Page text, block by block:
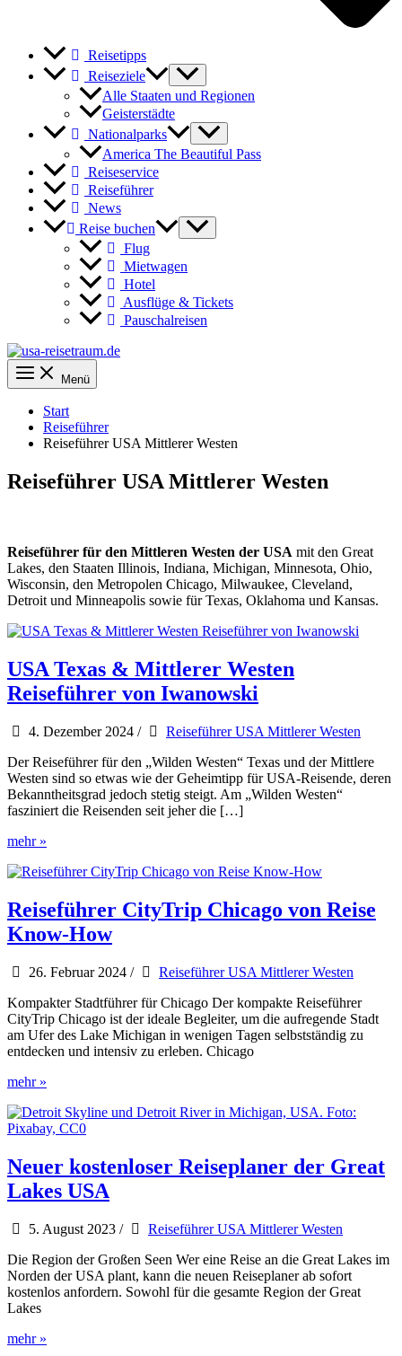
Reisetipps
Reiseziele
Alle Staaten und Regionen
Geisterstädte
Nationalparks
America The Beautiful Pass
Reiseservice
Reiseführer
News
Reise buchen
Flug
Mietwagen
Hotel
Ausflüge & Tickets
Pauschalreisen
Menü
Start
Reiseführer
Reiseführer USA Mittlerer Westen
Reiseführer USA Mittlerer Westen
Reiseführer für den Mittleren Westen der USA mit den Great
Lakes, den Staaten Illinois, Indiana, Michigan, Minnesota, Ohio,
Wisconsin, den Metropolen Chicago, Milwaukee, Cleveland,
Detroit und Minneapolis sowie für Texas, Oklahoma und Kansas.
USA Texas & Mittlerer Westen
Reiseführer von Iwanowski
4. Dezember 2024 /
Reiseführer USA Mittlerer Westen
Der Reiseführer für den „Wilden Westen“ Texas und der Mittlere
Westen sind so etwas wie der Geheimtipp für USA-Reisende, deren
Bekanntheitsgrad jedoch stetig steigt. Am „Wilden Westen“
fasziniert die Reisenden seit jeher die […]
USA
&
Westen
Reiseführer
von
mehr »
Reiseführer CityTrip Chicago von Reise
Know-How
26. Februar 2024 /
Reiseführer USA Mittlerer Westen
Kompakter Stadtführer für Chicago Der kompakte Reiseführer
CityTrip Chicago ist der ideale Begleiter, um die aufregende Stadt
am Ufer des Lake Michigan in wenigen Tagen selbstständig zu
entdecken und intensiv zu erleben. Chicago
Reiseführer
Chicago
von
Know-
How
mehr »
Neuer kostenloser Reiseplaner der Great
Lakes USA
5. August 2023 /
Reiseführer USA Mittlerer Westen
Die Region der Großen Seen Wer eine Reise an die Great Lakes im
Norden der USA plant, kann die neuen Reiseplaner ab sofort
kostenlos anfordern. Sowohl für die gesamte Region der Great
Lakes
Neuer
mehr »